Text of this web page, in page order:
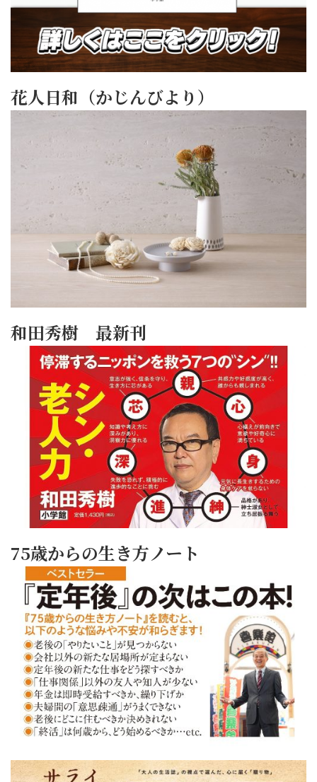
花人日和（かじんびより）
和田秀樹 最新刊
75歳からの生き方ノート